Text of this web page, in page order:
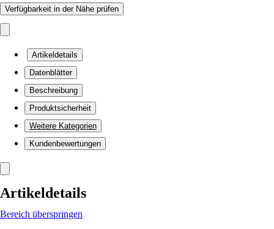
Verfügbarkeit in der Nähe prüfen
Artikeldetails
Datenblätter
Beschreibung
Produktsicherheit
Weitere Kategorien
Kundenbewertungen
Artikeldetails
Bereich überspringen